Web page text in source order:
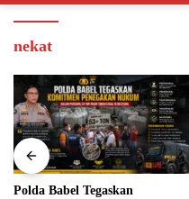
nekat
Polda Babel Tegaskan